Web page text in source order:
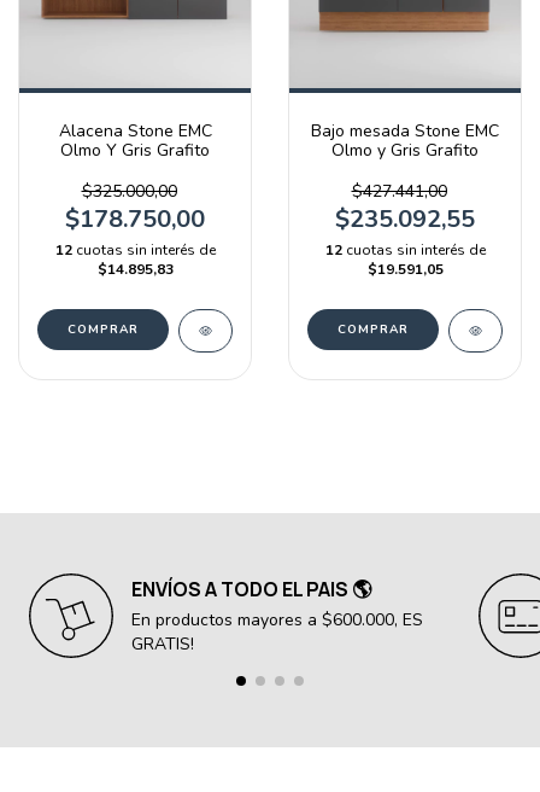
Alacena Stone EMC
Olmo Y Gris Grafito
$325.000,00
$178.750,00
12 cuotas sin interés de
$14.895,83
COMPRAR
Bajo mesada Stone EMC
Olmo y Gris Grafito
$427.441,00
$235.092,55
12 cuotas sin interés de
$19.591,05
COMPRAR
ENVÍOS A TODO EL PAIS 🌎
En productos mayores a $600.000, ES
GRATIS!